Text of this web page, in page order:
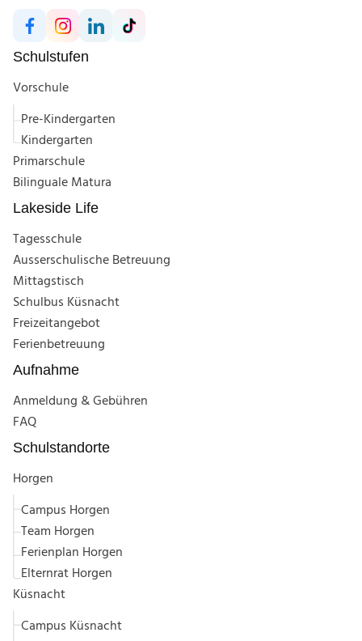
Schulstufen
Vorschule
Pre-Kindergarten
Kindergarten
Primarschule
Bilinguale Matura
Lakeside Life
Tagesschule
Ausserschulische Betreuung
Mittagstisch
Schulbus Küsnacht
Freizeitangebot
Ferienbetreuung
Aufnahme
Anmeldung & Gebühren
FAQ
Schulstandorte
Horgen
Campus Horgen
Team Horgen
Ferienplan Horgen
Elternrat Horgen
Küsnacht
Campus Küsnacht